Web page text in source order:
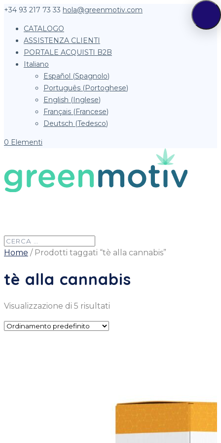
+34 93 217 73 33 hola@greenmotiv.com
CATALOGO
ASSISTENZA CLIENTI
PORTALE ACQUISTI B2B
Italiano
Español (Spagnolo)
Português (Portoghese)
English (Inglese)
Français (Francese)
Deutsch (Tedesco)
0 Elementi
Home / Prodotti taggati “tè alla cannabis”
tè alla cannabis
Visualizzazione di 5 risultati